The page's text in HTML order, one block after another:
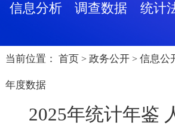
信息分析 调查数据 统计
当前位置： 首页 > 政务公开 > 信息公
年度数据
2025年统计年鉴